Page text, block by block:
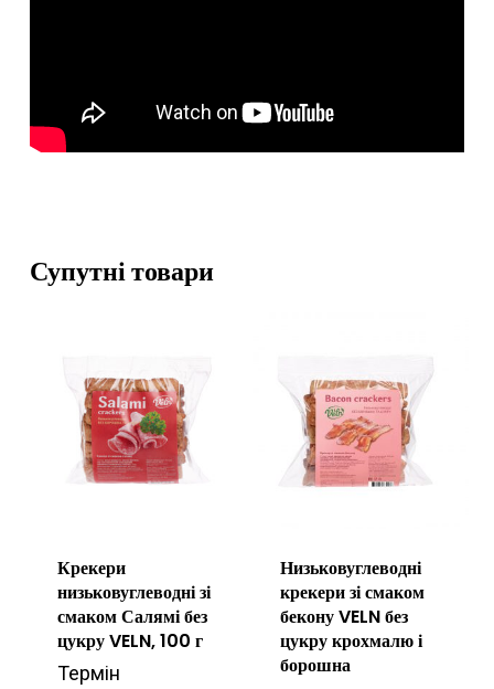
Супутні товари
Крекери
низьковуглеводні зі
смаком Салямі без
цукру VELN, 100 г
Термін
Низьковуглеводні
крекери зі смаком
бекону VELN без
цукру крохмалю і
борошна